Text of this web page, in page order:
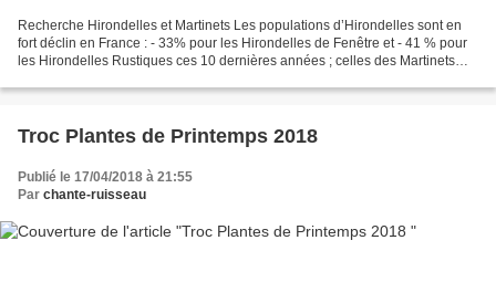
Recherche Hirondelles et Martinets Les populations d’Hirondelles sont en
fort déclin en France : - 33% pour les Hirondelles de Fenêtre et - 41 % pour
les Hirondelles Rustiques ces 10 dernières années ; celles des Martinets
Troc Plantes de Printemps 2018
Publié le 17/04/2018 à 21:55
Par chante-ruisseau